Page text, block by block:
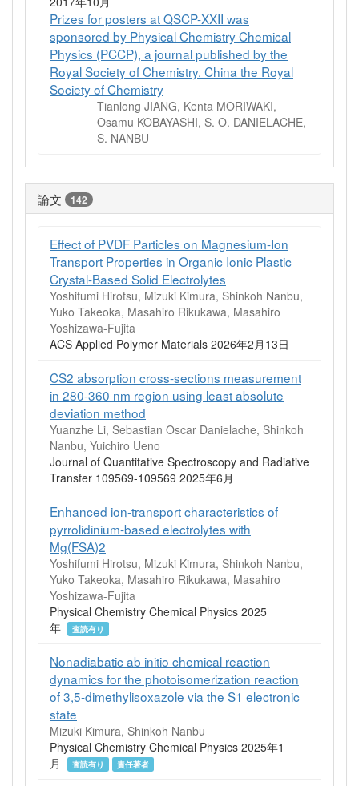
Prizes for posters at QSCP-XXII was
sponsored by Physical Chemistry Chemical
Physics (PCCP), a journal published by the
Royal Society of Chemistry. China the Royal
Society of Chemistry
Tianlong JIANG, Kenta MORIWAKI,
Osamu KOBAYASHI, S. O. DANIELACHE,
S. NANBU
論文 142
Effect of PVDF Particles on Magnesium-Ion
Transport Properties in Organic Ionic Plastic
Crystal-Based Solid Electrolytes
Yoshifumi Hirotsu, Mizuki Kimura, Shinkoh Nanbu,
Yuko Takeoka, Masahiro Rikukawa, Masahiro
Yoshizawa-Fujita
ACS Applied Polymer Materials 2026年2月13日
CS2 absorption cross-sections measurement
in 280-360 nm region using least absolute
deviation method
Yuanzhe Li, Sebastian Oscar Danielache, Shinkoh
Nanbu, Yuichiro Ueno
Journal of Quantitative Spectroscopy and Radiative
Transfer 109569-109569 2025年6月
Enhanced ion-transport characteristics of
pyrrolidinium-based electrolytes with
Mg(FSA)2
Yoshifumi Hirotsu, Mizuki Kimura, Shinkoh Nanbu,
Yuko Takeoka, Masahiro Rikukawa, Masahiro
Yoshizawa-Fujita
Physical Chemistry Chemical Physics 2025
年
査読有り
Nonadiabatic ab initio chemical reaction
dynamics for the photoisomerization reaction
of 3,5-dimethylisoxazole via the S1 electronic
state
Mizuki Kimura, Shinkoh Nanbu
Physical Chemistry Chemical Physics 2025年1
月
査読有り 責任著者